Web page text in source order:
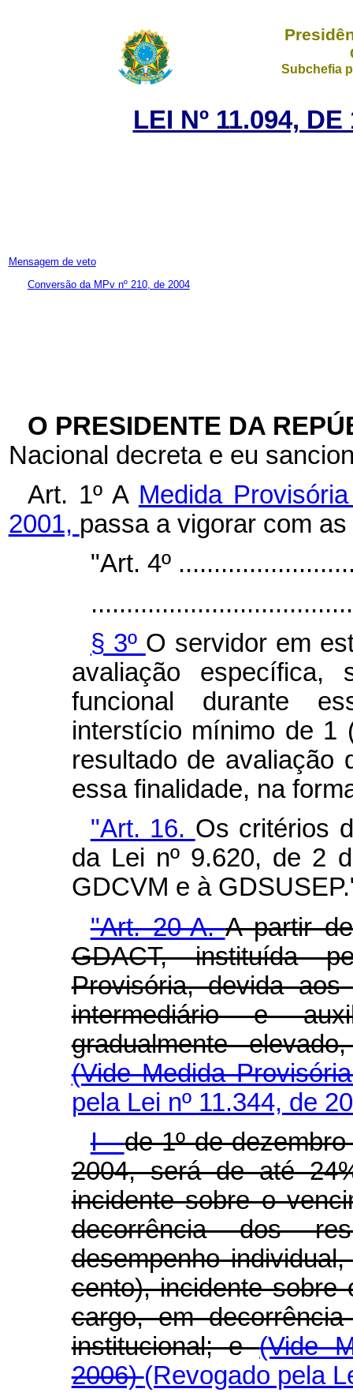
Subchefia
LEI Nº 11.094,
Mensagem de veto
Conversão da MPv nº 210, de 2004
O PRESIDENTE DA
Nacional decreta e eu
Art. 1º A Medida
2001, passa a vigorar com
"Art. 4º
§ 3º O servidor em
avaliação específica,
funcional durante
interstício mínimo de 1
resultado de avaliação
essa finalidade, na
"Art. 16. Os critérios
da Lei nº 9.620, de 2
GDCVM e à
"Art. 20-A.A partir
GDACT, instituída
Provisória, devida
intermediário e
gradualmente
(Vide Medida
pela Lei nº 11.344, de
I -de 1º de
2004, será de até
incidente sobre o
decorrência dos
desempenho
cento), incidente sobre
cargo, em
institucional; e(Vide
2006)(Revogado pela